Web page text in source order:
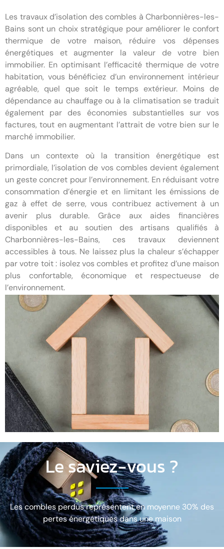
Les travaux d’isolation des combles à Charbonnières-les-
Bains sont un choix stratégique pour améliorer le confort
thermique de votre maison, réduire vos dépenses
énergétiques et augmenter la valeur de votre bien
immobilier. En optimisant l’efficacité thermique de votre
habitation, vous bénéficiez d’un environnement intérieur
agréable, quel que soit le temps extérieur. Moins de
dépendance au chauffage ou à la climatisation se traduit
également par des économies substantielles sur vos
factures, tout en augmentant l’attrait de votre bien sur le
marché immobilier.
Dans un contexte où la transition énergétique est
primordiale, l’isolation de vos combles devient également
un geste concret pour l’environnement. En réduisant votre
consommation d’énergie et en limitant les émissions de
gaz à effet de serre, vous contribuez activement à un
avenir plus durable. Grâce aux aides financières
disponibles et au soutien des artisans qualifiés à
Charbonnières-les-Bains, ces travaux deviennent
accessibles à tous. Ne laissez plus la chaleur s’échapper
par votre toit : isolez vos combles et profitez d’une maison
plus confortable, économique et respectueuse de
l’environnement.
Le saviez-vous ?
Les combles perdus représentent en moyenne 30% des
pertes énergétiques dans une maison